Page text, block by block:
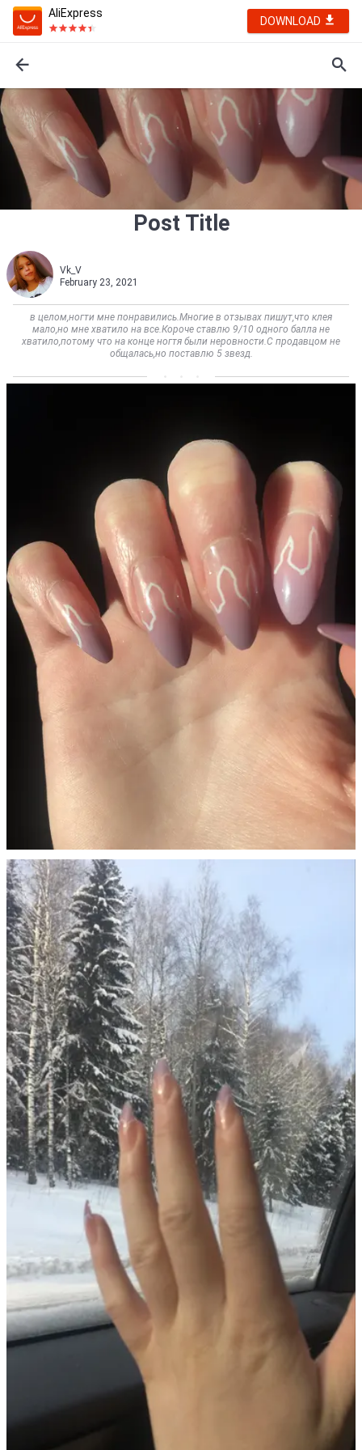
AliExpress
DOWNLOAD
Post Title
Vk_V
February 23, 2021
в целом,ногти мне понравились.Многие в отзывах пишут,что клея
мало,но мне хватило на все.Короче ставлю 9/10 одного балла не
хватило,потому что на конце ногтя были неровности.С продавцом не
общалась,но поставлю 5 звезд.